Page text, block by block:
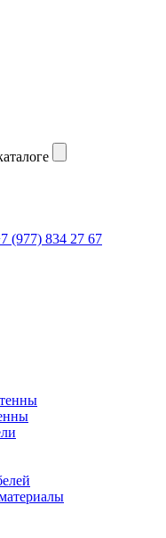
(977) 834 27 67